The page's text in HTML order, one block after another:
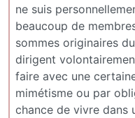
ne suis
beaucoup de
sommes originaires
dirigent
faire avec une
mimétisme ou par
chance de vivre dans